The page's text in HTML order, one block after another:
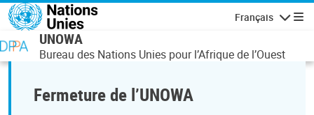
Aller au contenu principal
Français
UNOWA
Bureau des Nations Unies pour l’Afrique de l’Ouest
Fermeture de l’UNOWA